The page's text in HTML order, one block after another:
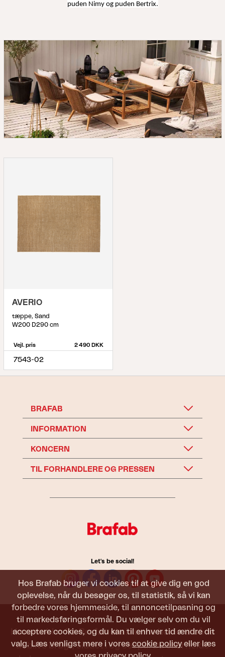
Hos Brafab bruger vi cookies til at give dig en god
oplevelse, når du besøger os, til statistik, så vi kan
forbedre vores hjemmeside, til annoncetilpasning og
til markedsføringsformål. Du vælger selv om du vil
acceptere cookies, og du kan til enhver tid ændre dit
valg. Læs venligst mere i vores cookie policyeller læs
puden Nimy og puden Bertrix.
AVERIO
tæppe, Sand
W200 D290 cm
Vejl. pris 2 490 DKK
7543-02
BRAFAB
INFORMATION
KONCERN
TIL FORHANDLERE OG PRESSEN
Let's be social!
Havemøbler fra Brafab skal kunne holde til både
at blive brugt, siddet i og set på. De skal holde